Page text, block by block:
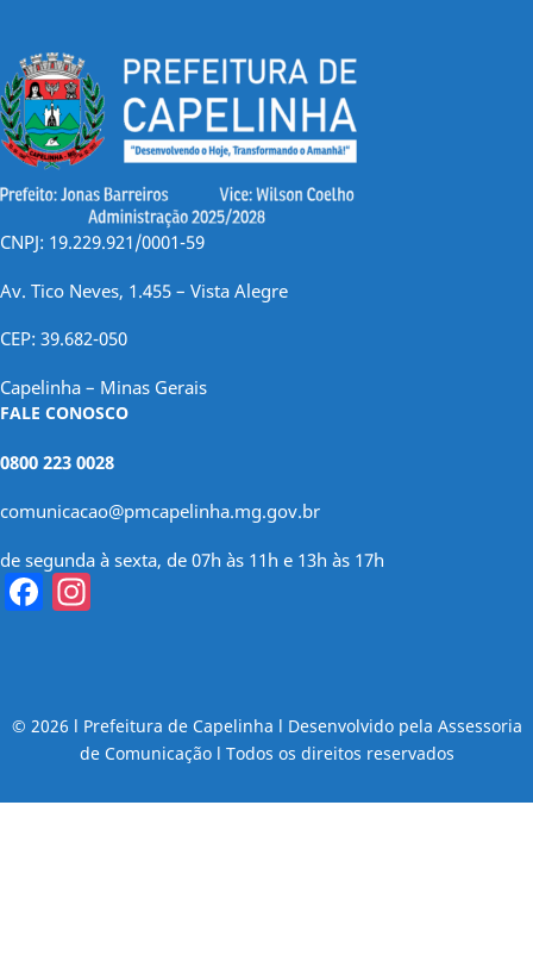
CNPJ: 19.229.921/0001-59
Av. Tico Neves, 1.455 – Vista Alegre
CEP: 39.682-050
Capelinha – Minas Gerais
FALE CONOSCO
0800 223 0028
comunicacao@pmcapelinha.mg.gov.br
de segunda à sexta, de 07h às 11h e 13h às 17h
Facebook
© 2026 l Prefeitura de Capelinha l Desenvolvido pela Assessoria
de Comunicação l Todos os direitos reservados